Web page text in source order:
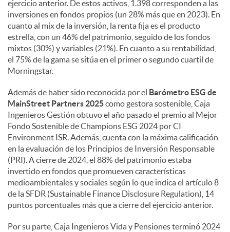
ejercicio anterior. De estos activos, 1.398 corresponden a las
inversiones en fondos propios (un 28% más que en 2023). En
cuanto al mix de la inversión, la renta fija es el producto
estrella, con un 46% del patrimonio, seguido de los fondos
mixtos (30%) y variables (21%). En cuanto a su rentabilidad,
el 75% de la gama se sitúa en el primer o segundo cuartil de
Morningstar.
Además de haber sido reconocida por el Barómetro ESG de
MainStreet Partners 2025como gestora sostenible, Caja
Ingenieros Gestión obtuvo el año pasado el premio al Mejor
Fondo Sostenible de Champions ESG 2024 por CI
Environment ISR. Además, cuenta con la máxima calificación
en la evaluación de los Principios de Inversión Responsable
(PRI). A cierre de 2024, el 88% del patrimonio estaba
invertido en fondos que promueven características
medioambientales y sociales según lo que indica el artículo 8
de la SFDR (Sustainable Finance Disclosure Regulation), 14
puntos porcentuales más que a cierre del ejercicio anterior.
Por su parte, Caja Ingenieros Vida y Pensiones terminó 2024